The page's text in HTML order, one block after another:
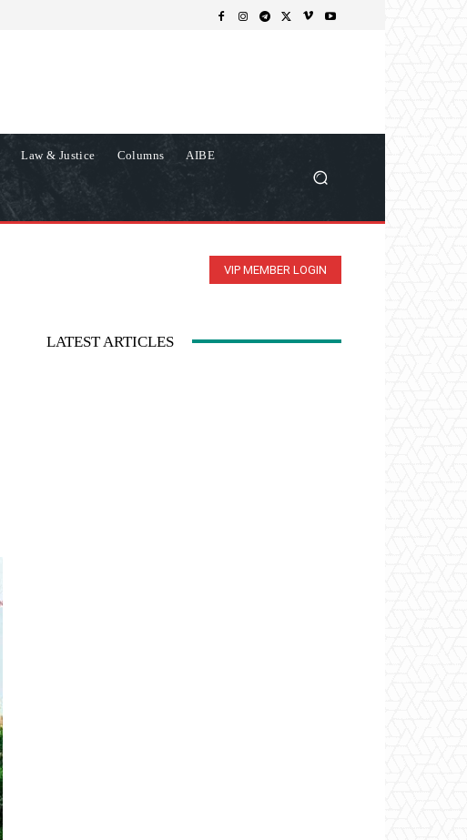
Law & Justice Columns AIBE
VIP MEMBER LOGIN
LATEST ARTICLES